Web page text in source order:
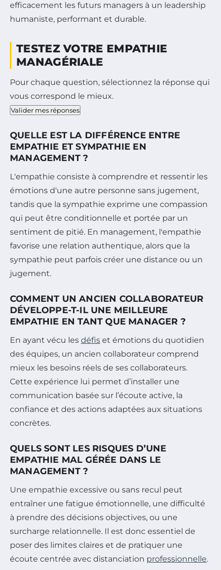
efficacement les futurs managers à un leadership
humaniste, performant et durable.
TESTEZ VOTRE EMPATHIE
MANAGÉRIALE
Pour chaque question, sélectionnez la réponse qui
vous correspond le mieux.
Valider mes réponses
QUELLE EST LA DIFFÉRENCE ENTRE
EMPATHIE ET SYMPATHIE EN
MANAGEMENT ?
L'empathie consiste à comprendre et ressentir les
émotions d'une autre personne sans jugement,
tandis que la sympathie exprime une compassion
qui peut être conditionnelle et portée par un
sentiment de pitié. En management, l'empathie
favorise une relation authentique, alors que la
sympathie peut parfois créer une distance ou un
jugement.
COMMENT UN ANCIEN COLLABORATEUR
DÉVELOPPE-T-IL UNE MEILLEURE
EMPATHIE EN TANT QUE MANAGER ?
En ayant vécu les défis et émotions du quotidien
des équipes, un ancien collaborateur comprend
mieux les besoins réels de ses collaborateurs.
Cette expérience lui permet d’installer une
communication basée sur l’écoute active, la
confiance et des actions adaptées aux situations
concrètes.
QUELS SONT LES RISQUES D’UNE
EMPATHIE MAL GÉRÉE DANS LE
MANAGEMENT ?
Une empathie excessive ou sans recul peut
entraîner une fatigue émotionnelle, une difficulté
à prendre des décisions objectives, ou une
surcharge relationnelle. Il est donc essentiel de
poser des limites claires et de pratiquer une
écoute centrée avec distanciation professionnelle.